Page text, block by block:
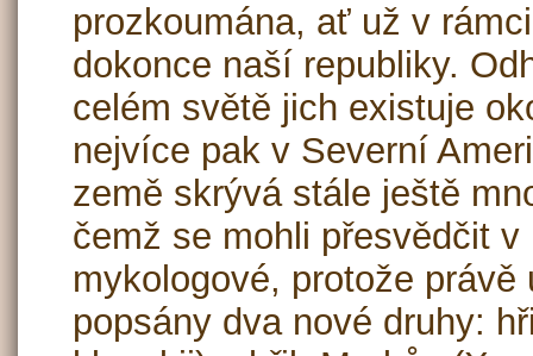
prozkoumána, ať už v
dokonce naší republiky.
celém světě jich existuje
nejvíce pak v Severní
země skrývá stále ještě
čemž se mohli přesvědčit v
mykologové, protože
popsány dva nové druhy: